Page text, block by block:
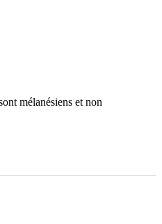
mélanésiens et non